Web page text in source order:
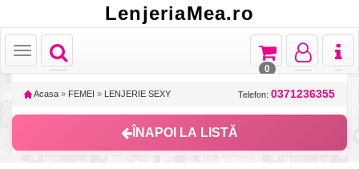
LenjeriaMea.ro
Toggle
navigation
Toggle
Toggle
navigation
Toggle
navigation
Toggle
navigation
0
Acasa » FEMEI » LENJERIE SEXY Telefon: 0371236355
ÎNAPOI LA LISTĂ